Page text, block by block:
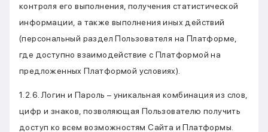
контроля его выполнения, получения статистической
информации, а также выполнения иных действий
(персональный раздел Пользователя на Платформе,
где доступно взаимодействие с Платформой на
предложенных Платформой условиях).
1.2.6. Логин и Пароль – уникальная комбинация из слов,
цифр и знаков, позволяющая Пользователю получить
доступ ко всем возможностям Сайта и Платформы.